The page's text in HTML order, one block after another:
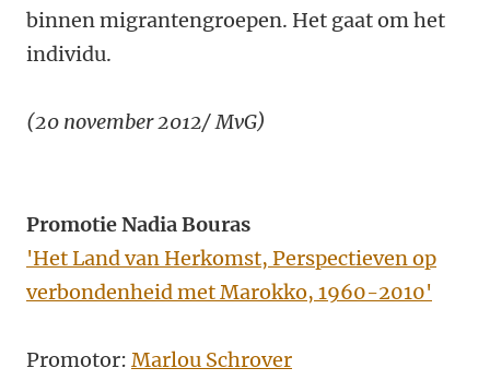
binnen migrantengroepen. Het gaat om het
individu.
(20 november 2012/ MvG)
Promotie Nadia Bouras
'Het Land van Herkomst, Perspectieven op
verbondenheid met Marokko, 1960-2010'
Promotor: Marlou Schrover